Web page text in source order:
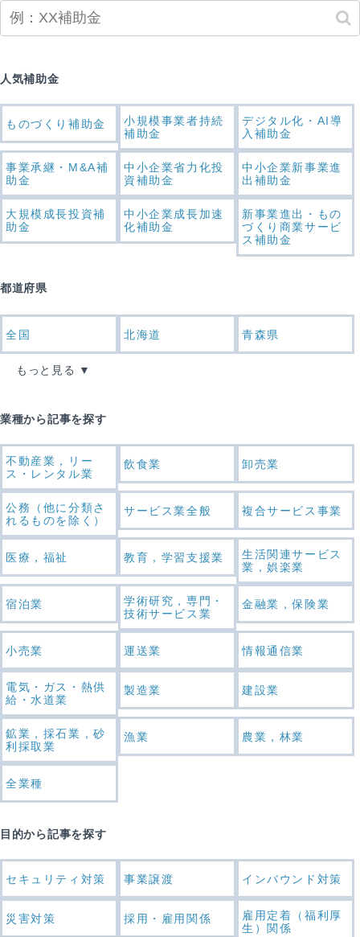
人気補助金
ものづくり補助金
小規模事業者持続
補助金
デジタル化・AI導
入補助金
事業承継・M&A補
助金
中小企業省力化投
資補助金
中小企業新事業進
出補助金
大規模成長投資補
助金
中小企業成長加速
化補助金
新事業進出・もの
づくり商業サービ
ス補助金
都道府県
全国 北海道 青森県
もっと見る
業種から記事を探す
不動産業，リー
ス・レンタル業
飲食業 卸売業
公務（他に分類さ
れるものを除く）
サービス業全般 複合サービス事業
医療，福祉 教育，学習支援業
生活関連サービス
業，娯楽業
宿泊業
学術研究，専門・
技術サービス業
金融業，保険業
小売業 運送業 情報通信業
電気・ガス・熱供
給・水道業
製造業 建設業
鉱業，採石業，砂
利採取業
漁業 農業，林業
全業種
目的から記事を探す
セキュリティ対策 事業譲渡 インバウンド対策
災害対策 採用・雇用関係
雇用定着（福利厚
生）関係